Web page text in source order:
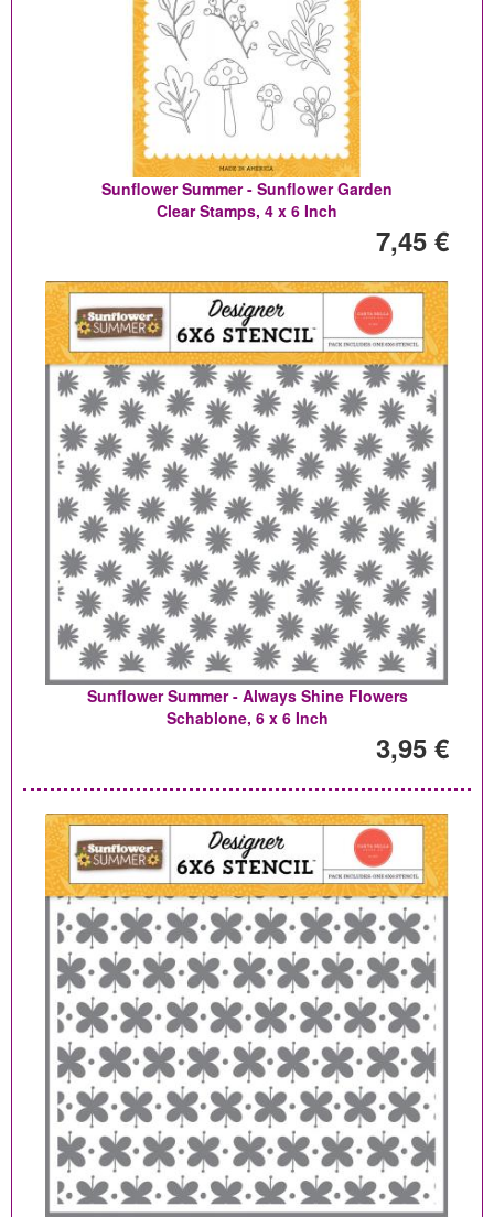
Sunflower Summer - Sunflower Garden
Clear Stamps, 4 x 6 Inch
7,45 €
Sunflower Summer - Always Shine Flowers
Schablone, 6 x 6 Inch
3,95 €